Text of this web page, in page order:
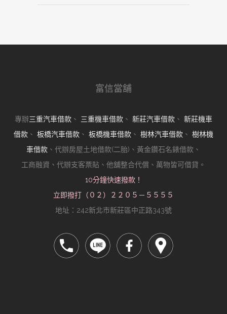
富信當舖
專辦三重汽車借款 、 三重機車借款 、 新莊汽車借款 、 新莊機車
借款 、 板橋汽車借款 、 板橋機車借款 、 樹林汽車借款 、 樹林機
車借款 、代辦房屋土地借款(二胎)、黃金鑽石名錶借款、
工商融資、代辦支客票貼、他舖整合代償、萬物皆可借貸。
10分鐘快速撥款！
立即撥打（０２）２２０５－５５５５
地址：242新北市新莊區中正路343號